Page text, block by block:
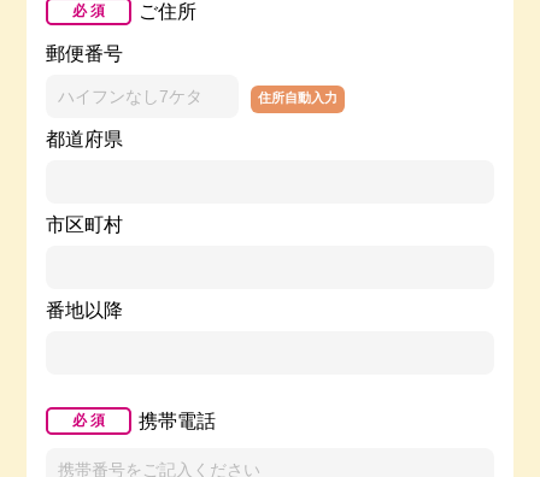
必 須 ご住所
郵便番号
住所自動入力
都道府県
市区町村
番地以降
必 須 携帯電話